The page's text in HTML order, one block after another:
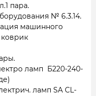
пара.
№ 6.3.14.
машинного
ламп Б220-240-
ламп SA CL-